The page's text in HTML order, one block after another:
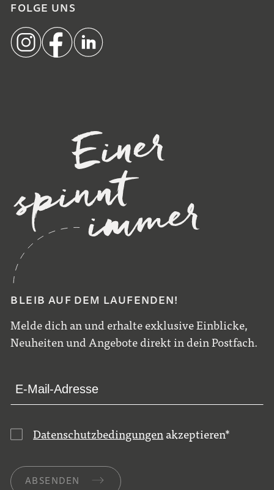
BLEIB AUF DEM LAUFENDEN!
Melde dich an und erhalte exklusive Einblicke,
Neuheiten und Angebote direkt in dein Postfach.
Datenschutzbedingungen akzeptieren*
ABSENDEN
FOLGE UNS